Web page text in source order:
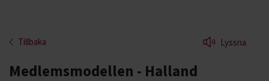
Tillbaka Lyssna
Medlemsmodellen - Halland